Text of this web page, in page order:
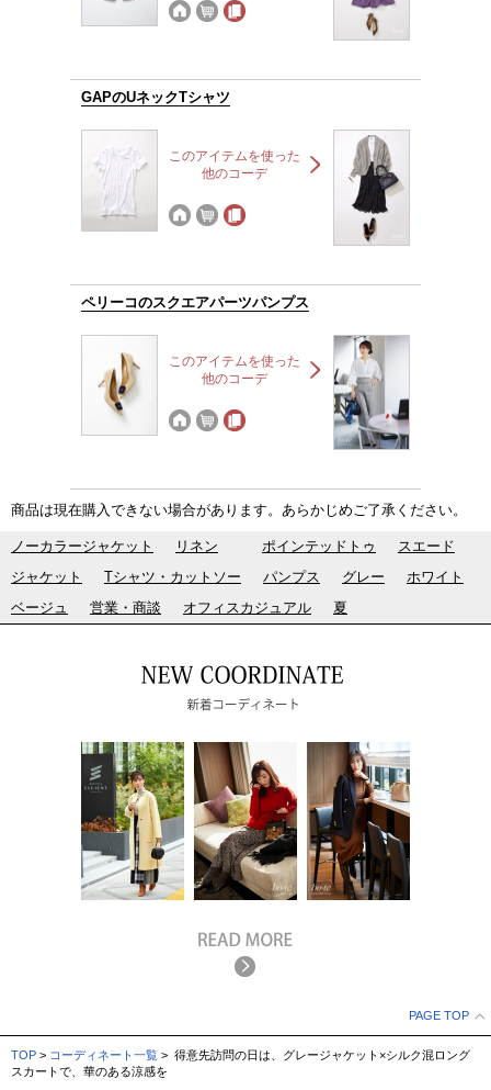
GAPのUネックTシャツ
このアイテムを使った
他のコーデ
ペリーコのスクエアパーツパンプス
このアイテムを使った
他のコーデ
商品は現在購入できない場合があります。あらかじめご了承ください。
ノーカラージャケット リネン ポインテッドトゥ
スエード
ジャケット
Tシャツ・カットソー パンプス グレー
ホワイト
ベージュ
営業・商談 オフィスカジュアル 夏
PAGE TOP
TOP > コーディネート一覧 > 得意先訪問の日は、グレージャケット×シルク混ロング
スカートで、華のある涼感を